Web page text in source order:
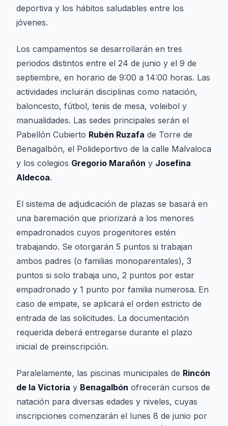
deportiva y los hábitos saludables entre los
jóvenes.
Los campamentos se desarrollarán en tres
periodos distintos entre el 24 de junio y el 9 de
septiembre, en horario de 9:00 a 14:00 horas. Las
actividades incluirán disciplinas como natación,
baloncesto, fútbol, tenis de mesa, voleibol y
manualidades. Las sedes principales serán el
Pabellón Cubierto Rubén Ruzafa de Torre de
Benagalbón, el Polideportivo de la calle Malvaloca
y los colegios Gregorio Marañón y Josefina
Aldecoa.
El sistema de adjudicación de plazas se basará en
una baremación que priorizará a los menores
empadronados cuyos progenitores estén
trabajando. Se otorgarán 5 puntos si trabajan
ambos padres (o familias monoparentales), 3
puntos si solo trabaja uno, 2 puntos por estar
empadronado y 1 punto por familia numerosa. En
caso de empate, se aplicará el orden estricto de
entrada de las solicitudes. La documentación
requerida deberá entregarse durante el plazo
inicial de preinscripción.
Paralelamente, las piscinas municipales de Rincón
de la Victoria y Benagalbón ofrecerán cursos de
natación para diversas edades y niveles, cuyas
inscripciones comenzarán el lunes 8 de junio por